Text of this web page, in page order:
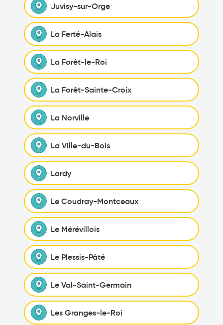
Juvisy-sur-Orge
La Ferté-Alais
La Forêt-le-Roi
La Forêt-Sainte-Croix
La Norville
La Ville-du-Bois
Lardy
Le Coudray-Montceaux
Le Mérévillois
Le Plessis-Pâté
Le Val-Saint-Germain
Les Granges-le-Roi